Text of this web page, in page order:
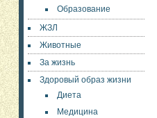
Образование
ЖЗЛ
Животные
За жизнь
Здоровый образ жизни
Диета
Медицина